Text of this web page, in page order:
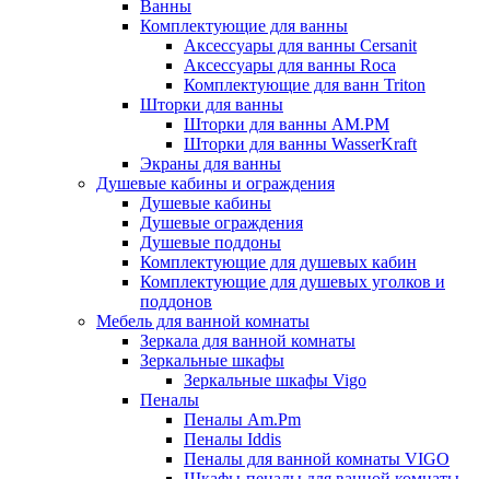
Ванны
Комплектующие для ванны
Аксессуары для ванны Cersanit
Аксессуары для ванны Roca
Комплектующие для ванн Triton
Шторки для ванны
Шторки для ванны AM.PM
Шторки для ванны WasserKraft
Экраны для ванны
Душевые кабины и ограждения
Душевые кабины
Душевые ограждения
Душевые поддоны
Комплектующие для душевых кабин
Комплектующие для душевых уголков и
поддонов
Мебель для ванной комнаты
Зеркала для ванной комнаты
Зеркальные шкафы
Зеркальные шкафы Vigo
Пеналы
Пеналы Am.Pm
Пеналы Iddis
Пеналы для ванной комнаты VIGO